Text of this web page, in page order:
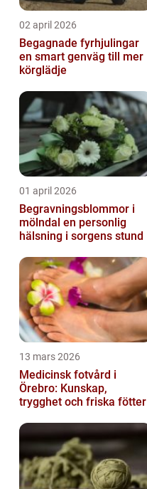
02 april 2026
Begagnade fyrhjulingar
en smart genväg till mer
körglädje
01 april 2026
Begravningsblommor i
mölndal en personlig
hälsning i sorgens stund
13 mars 2026
Medicinsk fotvård i
Örebro: Kunskap,
trygghet och friska fötter